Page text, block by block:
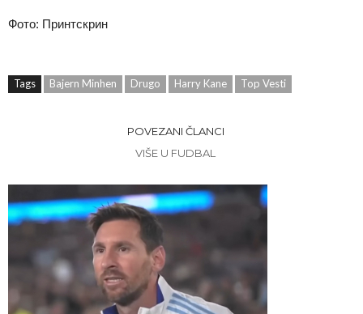
Фото: Принтскрин
Tags Bajern Minhen Drugo Harry Kane Top Vesti
POVEZANI ČLANCI
VIŠE U FUDBAL